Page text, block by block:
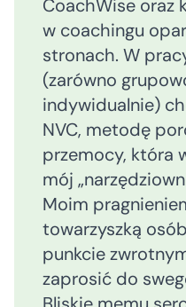
CoachWise oraz
w coachingu
stronach. W
(zarówno
indywidualnie)
NVC, metodę
przemocy, która
mój
Moim
towarzyszką
punkcie
zaprosić do